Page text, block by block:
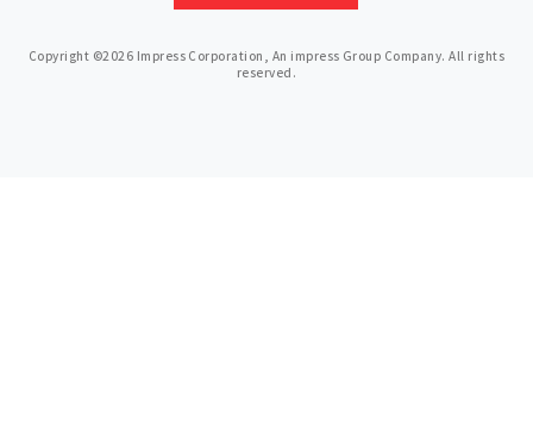
Copyright ©2026 Impress Corporation, An impress Group Company. All rights
reserved.